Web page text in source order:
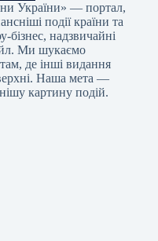
України» — портал,
події країни та
бізнес, надзвичайні
Ми шукаємо
де інші видання
Наша мета —
картину подій.